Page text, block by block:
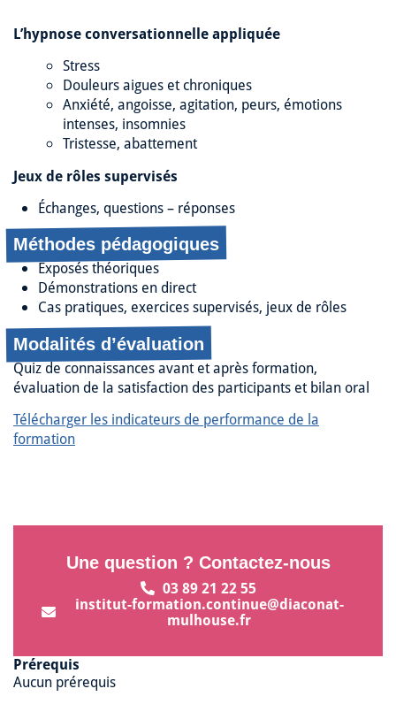
Prérequis
Aucun prérequis
L’hypnose conversationnelle appliquée
Stress
Douleurs aigues et chroniques
Anxiété, angoisse, agitation, peurs, émotions
intenses, insomnies
Tristesse, abattement
Jeux de rôles supervisés
Échanges, questions – réponses
Méthodes pédagogiques
Exposés théoriques
Démonstrations en direct
Cas pratiques, exercices supervisés, jeux de rôles
Modalités d’évaluation
Quiz de connaissances avant et après formation,
évaluation de la satisfaction des participants et bilan oral
Télécharger les indicateurs de performance de la
formation
Une question ? Contactez-nous
03 89 21 22 55
institut-formation.continue@diaconat-
mulhouse.fr